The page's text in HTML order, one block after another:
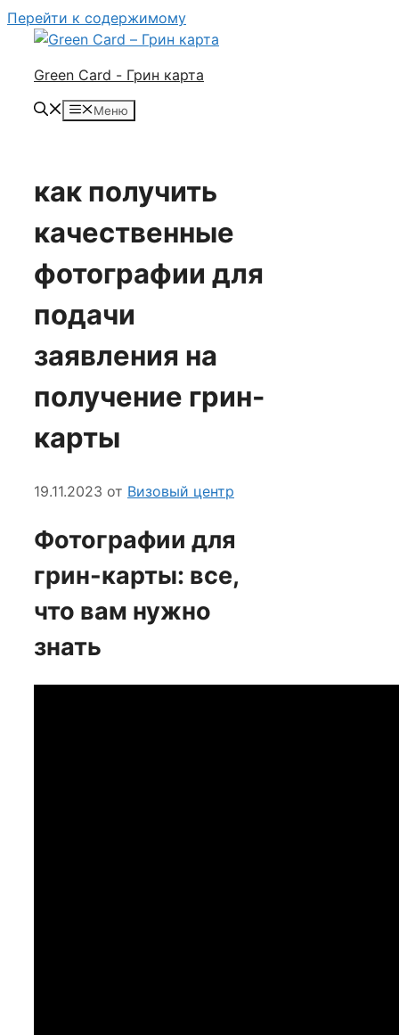
Перейти к содержимому
Green Card - Грин карта
Меню
как получить
качественные
фотографии для
подачи
заявления на
получение грин-
карты
19.11.2023 от Визовый центр
Фотографии для
грин-карты: все,
что вам нужно
знать